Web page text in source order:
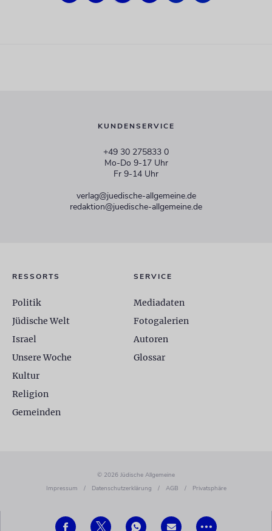
•••
KUNDENSERVICE
+49 30 275833 0
Mo-Do 9-17 Uhr
Fr 9-14 Uhr
verlag@juedische-allgemeine.de
redaktion@juedische-allgemeine.de
RESSORTS
Politik
Jüdische Welt
Israel
Unsere Woche
Kultur
Religion
Gemeinden
SERVICE
Mediadaten
Fotogalerien
Autoren
Glossar
© 2026 Jüdische Allgemeine
Impressum
/ Datenschutzerklärung / AGB / Privatsphäre